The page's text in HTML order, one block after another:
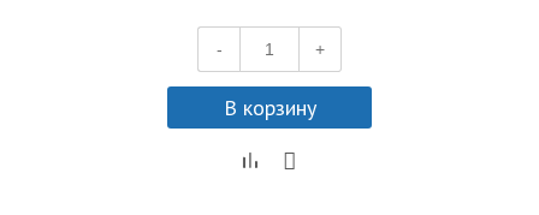
- +
В корзину